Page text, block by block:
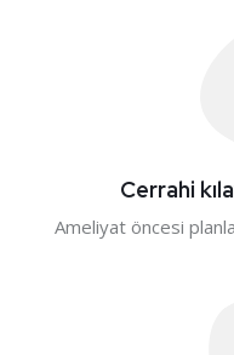
Cerrahi
Ameliyat öncesi